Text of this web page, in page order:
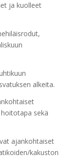
ja kuolleet
alkeita.
sekä
ajankohtaiset
kakuston